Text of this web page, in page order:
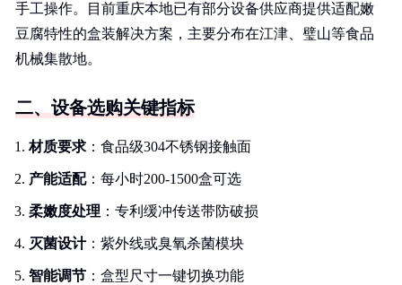
手工操作。目前重庆本地已有部分设备供应商提供适配嫩
豆腐特性的盒装解决方案，主要分布在江津、璧山等食品
机械集散地。
二、设备选购关键指标
材质要求 ：食品级304不锈钢接触面
产能适配：每小时200-1500盒可选
柔嫩度处理 ：专利缓冲传送带防破损
灭菌设计：紫外线或臭氧杀菌模块
智能调节 ：盒型尺寸一键切换功能